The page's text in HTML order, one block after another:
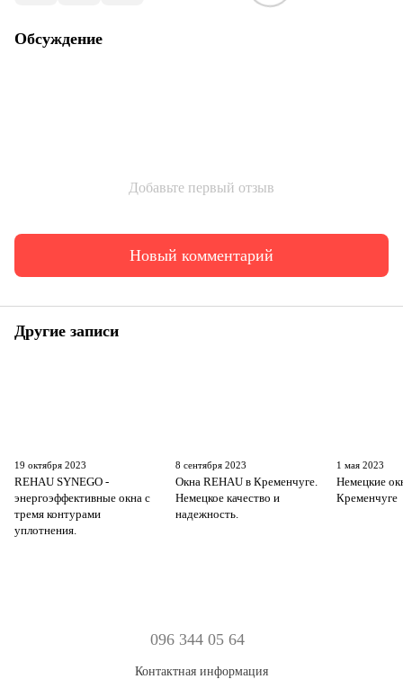
Обсуждение
Добавьте первый отзыв
Новый комментарий
Другие записи
19 октября 2023
REHAU SYNEGO -
энергоэффективные окна с
тремя контурами
уплотнения.
8 сентября 2023
Окна REHAU в Кременчуге.
Немецкое качество и
надежность.
1 мая 2023
Немецкие
Кременчуге
096 344 05 64
Контактная информация